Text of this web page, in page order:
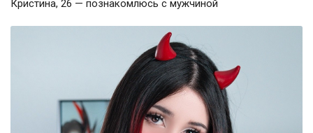
Кристина, 26 — познакомлюсь с мужчиной